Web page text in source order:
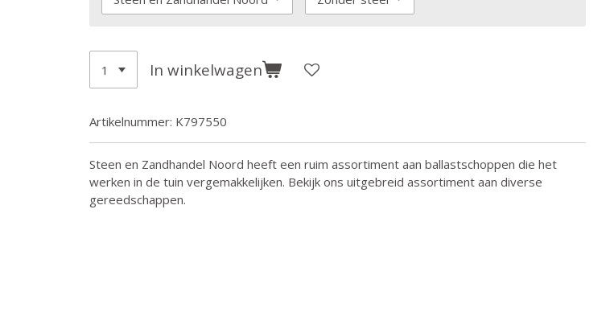
In winkelwagen
Artikelnummer: K797550
Steen en Zandhandel Noord heeft een ruim assortiment aan ballastschoppen die het
werken in de tuin vergemakkelijken. Bekijk ons uitgebreid assortiment aan diverse
gereedschappen.